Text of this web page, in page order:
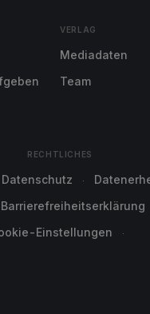
VERLAG
Mediadaten
Team
RECHTLICHES
Datenschutz
Barrierefreiheitserklärung
Einstellungen